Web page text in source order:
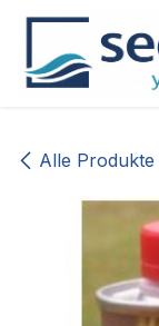
Zum Inhalt springen
Alle Produkte